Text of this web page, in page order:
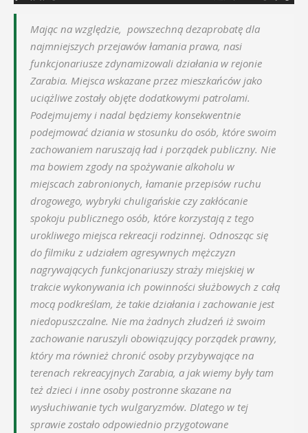
Mając na względzie, powszechną dezaprobatę dla
najmniejszych przejawów łamania prawa, nasi
funkcjonariusze zdynamizowali działania w rejonie
Zarabia. Miejsca wskazane przez mieszkańców jako
uciążliwe zostały objęte dodatkowymi patrolami.
Podejmujemy i nadal będziemy konsekwentnie
podejmować dziania w stosunku do osób, które swoim
zachowaniem naruszają ład i porządek publiczny. Nie
ma bowiem zgody na spożywanie alkoholu w
miejscach zabronionych, łamanie przepisów ruchu
drogowego, wybryki chuligańskie czy zakłócanie
spokoju publicznego osób, które korzystają z tego
urokliwego miejsca rekreacji rodzinnej. Odnosząc się
do filmiku z udziałem agresywnych mężczyzn
nagrywających funkcjonariuszy straży miejskiej w
trakcie wykonywania ich powinności służbowych z całą
mocą podkreślam, że takie działania i zachowanie jest
niedopuszczalne. Nie ma żadnych złudzeń iż swoim
zachowanie naruszyli obowiązujący porządek prawny,
który ma również chronić osoby przybywające na
terenach rekreacyjnych Zarabia, a jak wiemy były tam
też dzieci i inne osoby postronne skazane na
wysłuchiwanie tych wulgaryzmów. Dlatego w tej
sprawie zostało odpowiednio przygotowane